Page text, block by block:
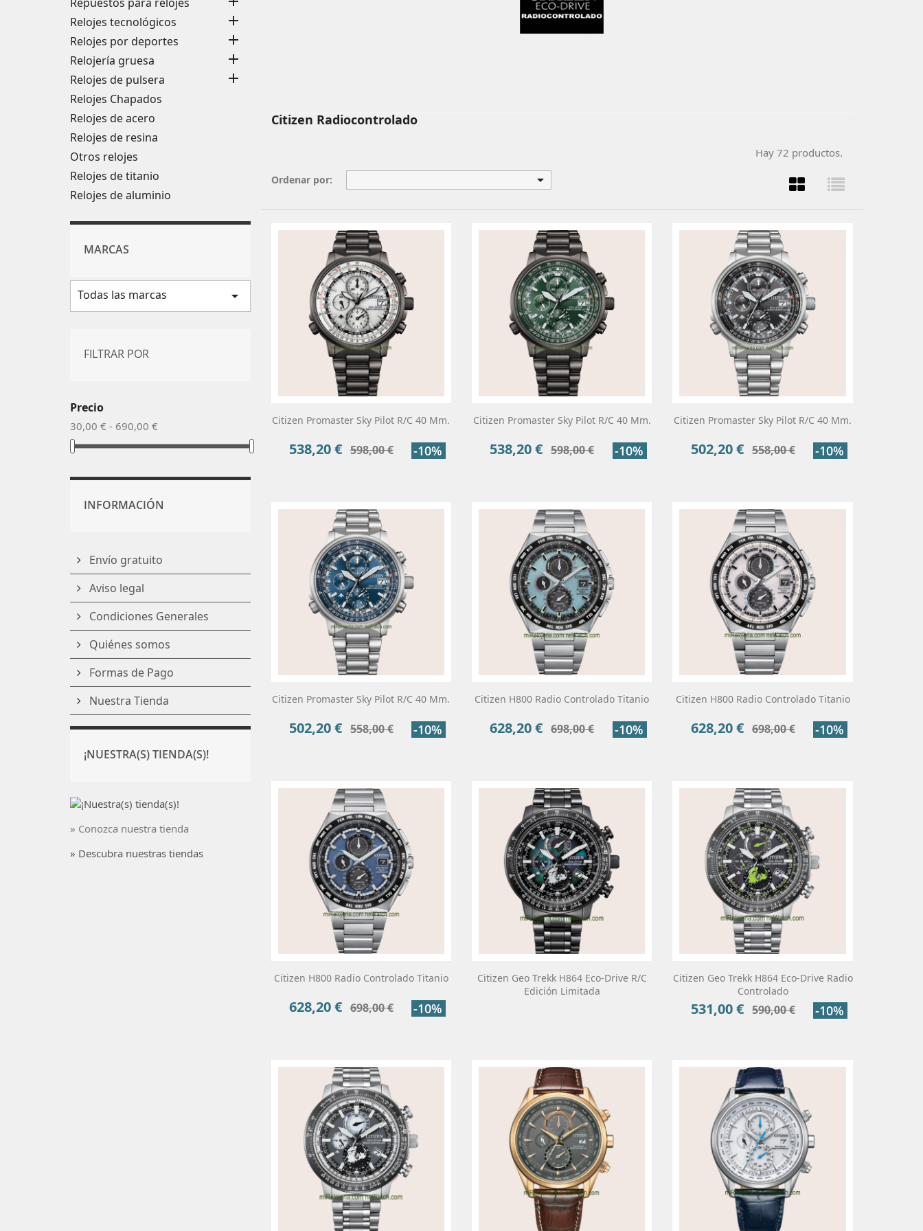
Relojes tecnológicos 
Relojes por deportes 
Relojería gruesa 
Relojes de pulsera 
Relojes Chapados
Relojes de acero
Relojes de resina
Otros relojes
Relojes de titanio
Relojes de aluminio
MARCAS
Todas las marcas arrow_drop_down
FILTRAR POR
Precio
30,00 € - 690,00 €
INFORMACIÓN
Envío gratuito
Aviso legal
Condiciones Generales
Quiénes somos
Formas de Pago
Nuestra Tienda
¡NUESTRA(S) TIENDA(S)!
» Conozca nuestra tienda
» Descubra nuestras tiendas
Citizen Radiocontrolado
Hay 72 productos.
Ordenar por: 
Citizen Promaster Sky Pilot R/C 40 Mm.
Precio
538,20 € Precio
598,00 € -10%
Citizen Promaster Sky Pilot R/C 40 Mm.
Precio
538,20 € Precio
598,00 € -10%
Citizen Promaster Sky Pilot R/C 40 Mm.
Precio
502,20 € Precio
558,00 € -10%
Citizen Promaster Sky Pilot R/C 40 Mm.
Precio
502,20 € Precio
558,00 € -10%
Citizen H800 Radio Controlado Titanio
Precio
628,20 € Precio
698,00 € -10%
Citizen H800 Radio Controlado Titanio
Precio
628,20 € Precio
698,00 € -10%
Citizen H800 Radio Controlado Titanio
Precio
628,20 € Precio
698,00 € -10%
Citizen Geo Trekk H864 Eco-Drive R/C
Edición Limitada
Citizen Geo Trekk H864 Eco-Drive Radio
Controlado
Precio
531,00 € Precio
590,00 € -10%